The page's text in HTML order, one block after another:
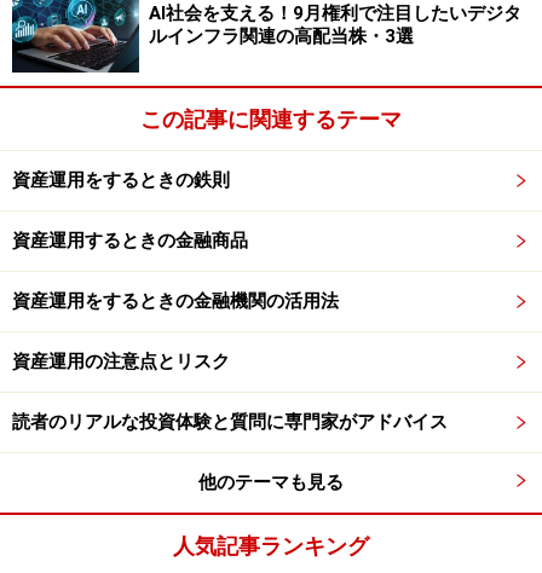
1階部分では年間20万円まで、2階部分では年間102万円
までが非課税となります。非課税期間は両方とも5年間
です。そして、もう一つチェックしておきたいのが、1
階部分と2階部分では、買える商品が違うという点。
（買い方も積立て式）となり、2階部分ではこれまでの
一般NISA同様、高リスク商品を除く個別株や投資信託、
す。
また、新NISAを利用して投資を始める方や投資経験のな
い方は、原則として1階部分を利用しなければ、2階部分
を利用することができません。
AI社会を支える！9月権利で注目したいデジタ
ルインフラ関連の高配当株・3選
この記事に関連するテーマ
資産運用をするときの鉄則
資産運用するときの金融商品
資産運用をするときの金融機関の活用法
資産運用の注意点とリスク
読者のリアルな投資体験と質問に専門家がアドバイス
他のテーマも見る
人気記事ランキング